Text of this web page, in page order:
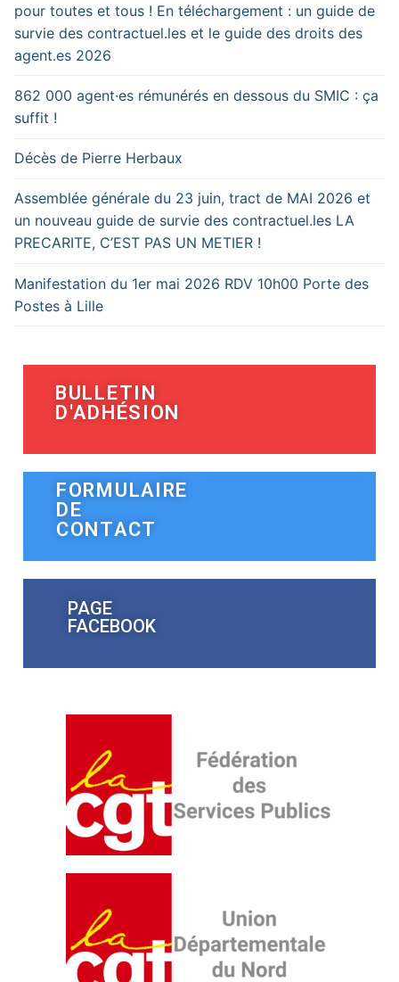
pour toutes et tous ! En téléchargement : un guide de
survie des contractuel.les et le guide des droits des
agent.es 2026
862 000 agent·es rémunérés en dessous du SMIC : ça
suffit !
Décès de Pierre Herbaux
Assemblée générale du 23 juin, tract de MAI 2026 et
un nouveau guide de survie des contractuel.les LA
PRECARITE, C’EST PAS UN METIER !
Manifestation du 1er mai 2026 RDV 10h00 Porte des
Postes à Lille
BULLETIN
D'ADHÉSION
FORMULAIRE
DE
CONTACT
PAGE
FACEBOOK